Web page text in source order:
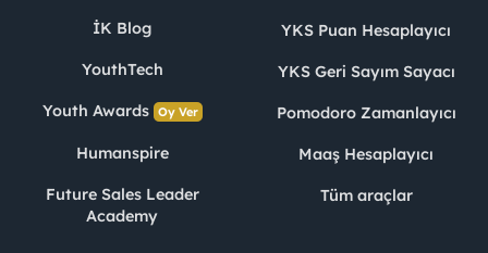
İK Blog
YouthTech
Youth Awards Oy Ver
Humanspire
Future Sales Leader
Academy
YKS Puan Hesaplayıcı
YKS Geri Sayım Sayacı
Pomodoro Zamanlayıcı
Maaş Hesaplayıcı
Tüm araçlar